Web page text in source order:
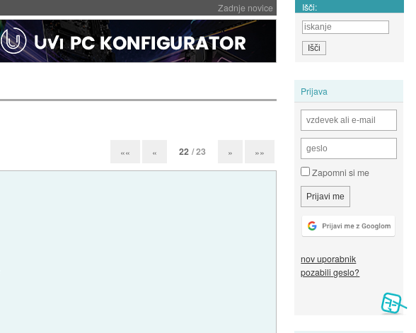
Zadnje novice Išči:
Prijava
Zapomni si me
nov uporabnik
pozabili geslo?
«« « 22 / 23 » »»